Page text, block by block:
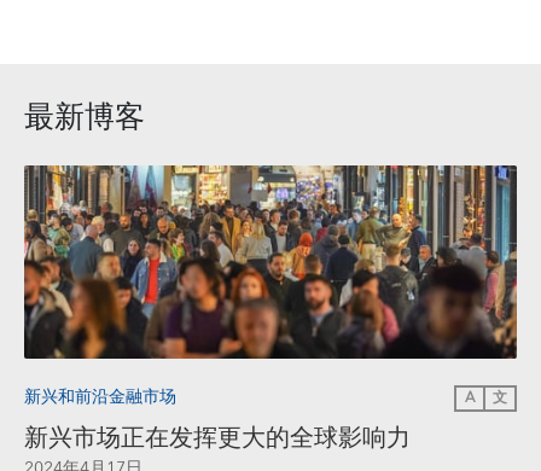
最新博客
新兴和前沿金融市场 A 文
新兴市场正在发挥更大的全球影响力